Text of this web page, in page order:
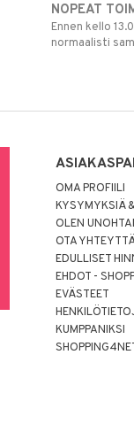
NOPEAT
Ennen kello
normaalisti
OMA PROFIILI
KYSYMYKSIÄ
OLEN
OTA
EDULLISET
EHDOT -
EVÄSTEET
KUMPPANIKSI